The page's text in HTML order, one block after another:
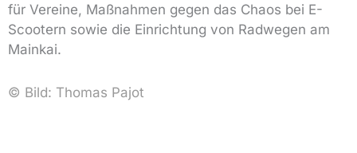
für Vereine, Maßnahmen gegen das Chaos bei E-
Scootern sowie die Einrichtung von Radwegen am
Mainkai.
© Bild: Thomas Pajot